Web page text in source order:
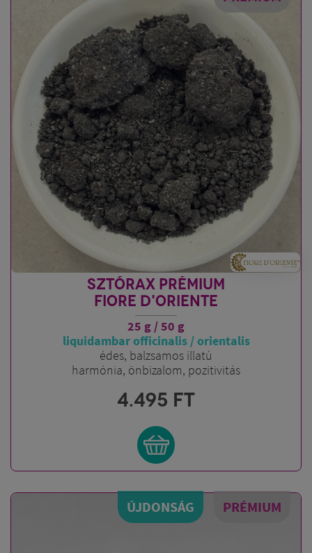
SZTÓRAX PRÉMIUM
FIORE D'ORIENTE
25 g / 50 g
liquidambar officinalis / orientalis
édes, balzsamos illatú
harmónia, önbizalom, pozitivitás
4.495 FT
ÚJDONSÁG PRÉMIUM